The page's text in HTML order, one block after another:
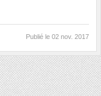
Publié le 02 nov. 2017